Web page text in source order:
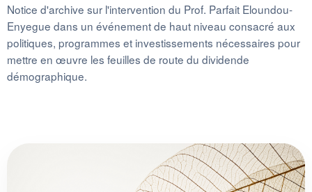
Notice d'archive sur l'intervention du Prof. Parfait Eloundou-
Enyegue dans un événement de haut niveau consacré aux
politiques, programmes et investissements nécessaires pour
mettre en œuvre les feuilles de route du dividende
démographique.